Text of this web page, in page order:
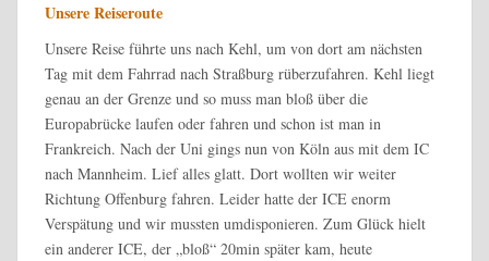
Unsere Reiseroute
Unsere Reise führte uns nach Kehl, um von dort am nächsten
Tag mit dem Fahrrad nach Straßburg rüberzufahren. Kehl liegt
genau an der Grenze und so muss man bloß über die
Europabrücke laufen oder fahren und schon ist man in
Frankreich. Nach der Uni gings nun von Köln aus mit dem IC
nach Mannheim. Lief alles glatt. Dort wollten wir weiter
Richtung Offenburg fahren. Leider hatte der ICE enorm
Verspätung und wir mussten umdisponieren. Zum Glück hielt
ein anderer ICE, der „bloß“ 20min später kam, heute